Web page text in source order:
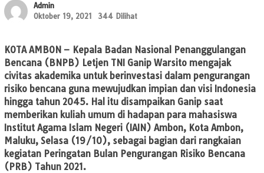
Admin
Oktober 19, 2021
344 Dilihat
KOTA AMBON – Kepala Badan Nasional Penanggulangan
Bencana (BNPB) Letjen TNI Ganip Warsito mengajak
civitas akademika untuk berinvestasi dalam pengurangan
risiko bencana guna mewujudkan impian dan visi Indonesia
hingga tahun 2045. Hal itu disampaikan Ganip saat
memberikan kuliah umum di hadapan para mahasiswa
Institut Agama Islam Negeri (IAIN) Ambon, Kota Ambon,
Maluku, Selasa (19/10), sebagai bagian dari rangkaian
kegiatan Peringatan Bulan Pengurangan Risiko Bencana
(PRB) Tahun 2021.